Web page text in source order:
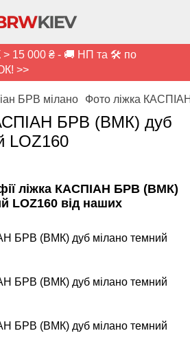
> 15 000 ₴ - 🚚 НП та 🛠️ по
>>
БРВ мілано Фото ліжка
БРВ (ВМК) дуб
LOZ160
ліжка КАСПІАН БРВ (ВМК)
LOZ160 від наших